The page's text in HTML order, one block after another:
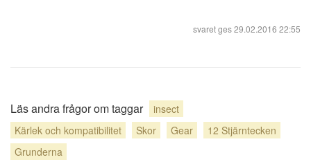
svaret ges29.02.2016 22:55
Läs andra frågor om taggar
insect
Kärlek och kompatibilitet
Skor Gear
12 Stjärntecken
Grunderna